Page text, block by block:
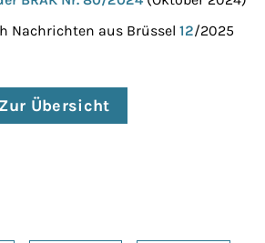
Nachrichten aus Brüssel 12/2025
Zur Übersicht